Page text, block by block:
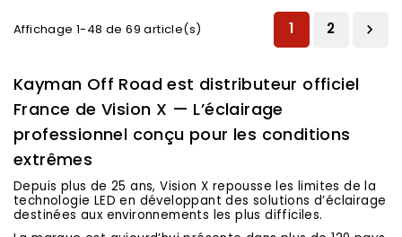
Affichage 1-48 de 69 article(s) 1 2 
Kayman Off Road est distributeur officiel
France de Vision X — L’éclairage
professionnel conçu pour les conditions
extrêmes
Depuis plus de 25 ans, Vision X repousse les limites de la
technologie LED en développant des solutions d’éclairage
destinées aux environnements les plus difficiles.